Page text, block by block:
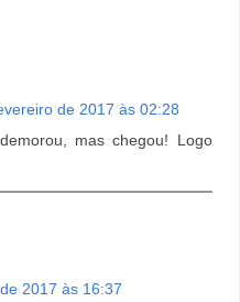
de 2017 às 02:28
mas chegou! Logo
2017 às 16:37